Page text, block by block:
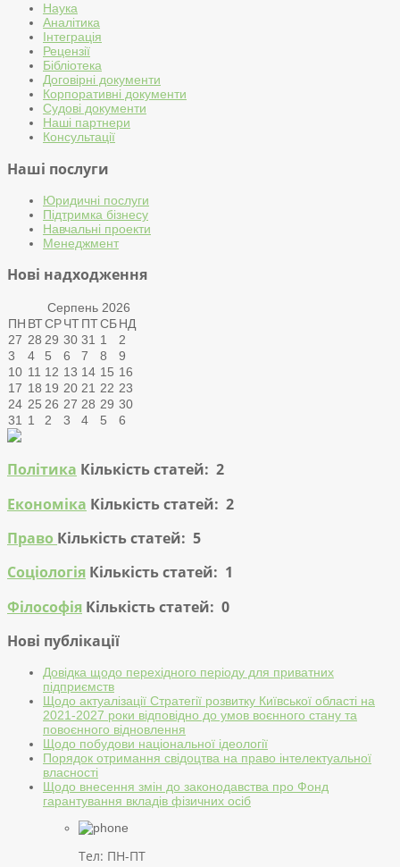
Наука
Аналітика
Інтеграція
Рецензії
Бібліотека
Договірні документи
Корпоративні документи
Судові документи
Наші партнери
Консультації
Наші послуги
Юридичні послуги
Підтримка бізнесу
Навчальні проекти
Менеджмент
Нові надходження
Серпень 2026
ПН ВТСРЧТПТСБНД
27 28 29 30 31 1
2
3
4 5 6 7 8
9
10 11 12 13 14 15 16
17 18 19 20 21 22 23
24 25 26 27 28 29 30
31
1 2 3 4 5 6
Політика Кількість статей: 2
Економіка Кількість статей: 2
Право Кількість статей: 5
Соціологія Кількість статей: 1
Філософія Кількість статей: 0
Нові публікації
Довідка щодо перехідного періоду для приватних
підприємств
Щодо актуалізації Стратегії розвитку Київської області на
2021-2027 роки відповідно до умов воєнного стану та
повоєнного відновлення
Щодо побудови національної ідеології
Порядок отримання свідоцтва на право інтелектуальної
власності
Щодо внесення змін до законодавства про Фонд
гарантування вкладів фізичних осіб
Тел: ПН-ПТ